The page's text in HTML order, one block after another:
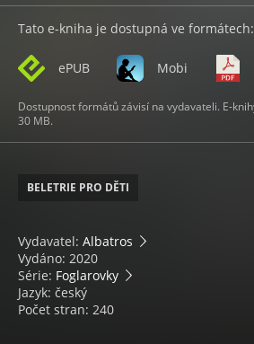
Tato e-kniha je dostupná ve formátech:
ePUB Mobi
Dostupnost formátů závisí na vydavateli. E-
30 MB.
BELETRIE PRO DĚTI
Vydavatel: Albatros
Vydáno: 2020
Série: Foglarovky
Jazyk: český
Počet stran: 240